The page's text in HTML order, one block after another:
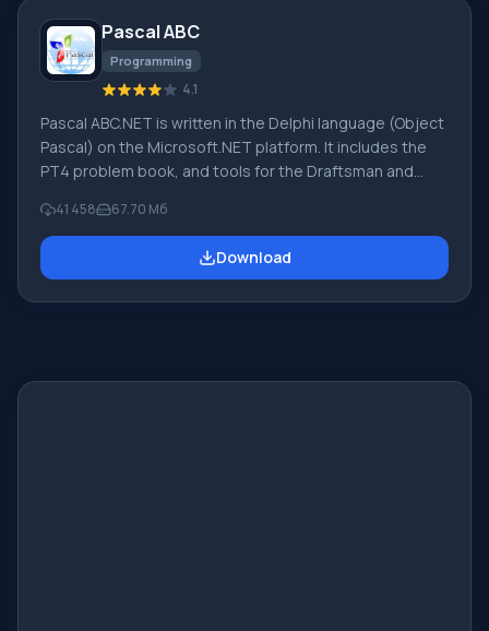
Pascal ABC
Programming
4.1
Pascal ABC.NET is written in the Delphi language (Object
Pascal) on the Microsoft.NET platform. It includes the
PT4 problem book, and tools for the Draftsman and
science when learning programming. The main purpose
of the Pascal ABC.NET programming system is the study
and teaching of modern programming languages.
41 458 67.70 Мб
Download